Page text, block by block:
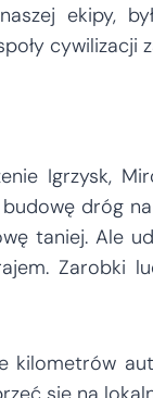
ekipy,
cywilizacji
Igrzysk,
dróg
taniej. Ale
Zarobki
kilometrów